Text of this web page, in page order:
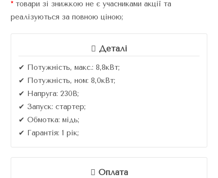
*товари зі знижкою не є учасниками акції та
реалізуються за повною ціною;
Деталі
✔ Потужність, макс.: 8,8кВт;
✔ Потужність, ном: 8,0кВт;
✔ Напруга: 230В;
✔ Запуск: стартер;
✔ Обмотка: мідь;
✔ Гарантія: 1 рік;
Оплата